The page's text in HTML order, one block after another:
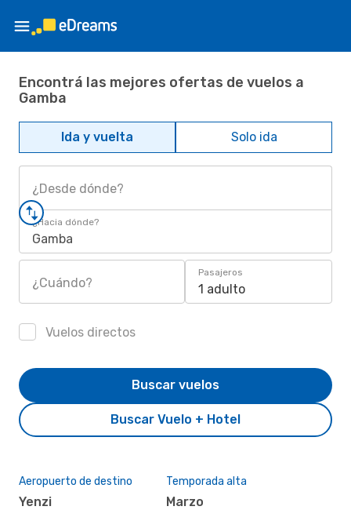
Encontrá las mejores ofertas de vuelos a
Gamba
Ida y vuelta Solo ida
¿Desde dónde?
¿Hacia dónde?
Gamba
¿Cuándo?
Pasajeros
1 adulto
Vuelos directos
Buscar Vuelo + Hotel
Buscar vuelos
Aeropuerto de destino
Yenzi
Temporada alta
marzo